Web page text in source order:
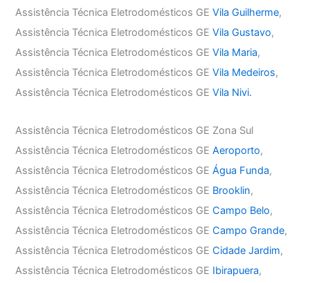
Assistência Técnica Eletrodomésticos GEVila Guilherme,
Assistência Técnica Eletrodomésticos GEVila Gustavo,
Assistência Técnica Eletrodomésticos GEVila Maria,
Assistência Técnica Eletrodomésticos GEVila Medeiros,
Assistência Técnica Eletrodomésticos GEVila Nivi.
Assistência Técnica Eletrodomésticos GE Zona Sul
Assistência Técnica Eletrodomésticos GEAeroporto,
Assistência Técnica Eletrodomésticos GEÁgua Funda,
Assistência Técnica Eletrodomésticos GE Brooklin,
Assistência Técnica Eletrodomésticos GECampo Belo,
Assistência Técnica Eletrodomésticos GECampo Grande,
Assistência Técnica Eletrodomésticos GECidade Jardim,
Assistência Técnica Eletrodomésticos GE Ibirapuera,